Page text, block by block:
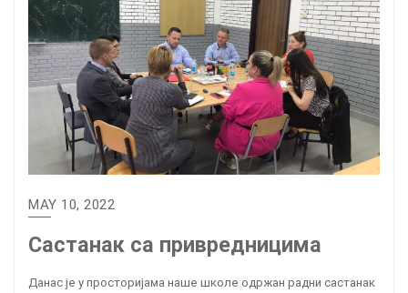
MAY 10, 2022
Састанак са привредницима
Данас је у просторијама наше школе одржан радни састанак